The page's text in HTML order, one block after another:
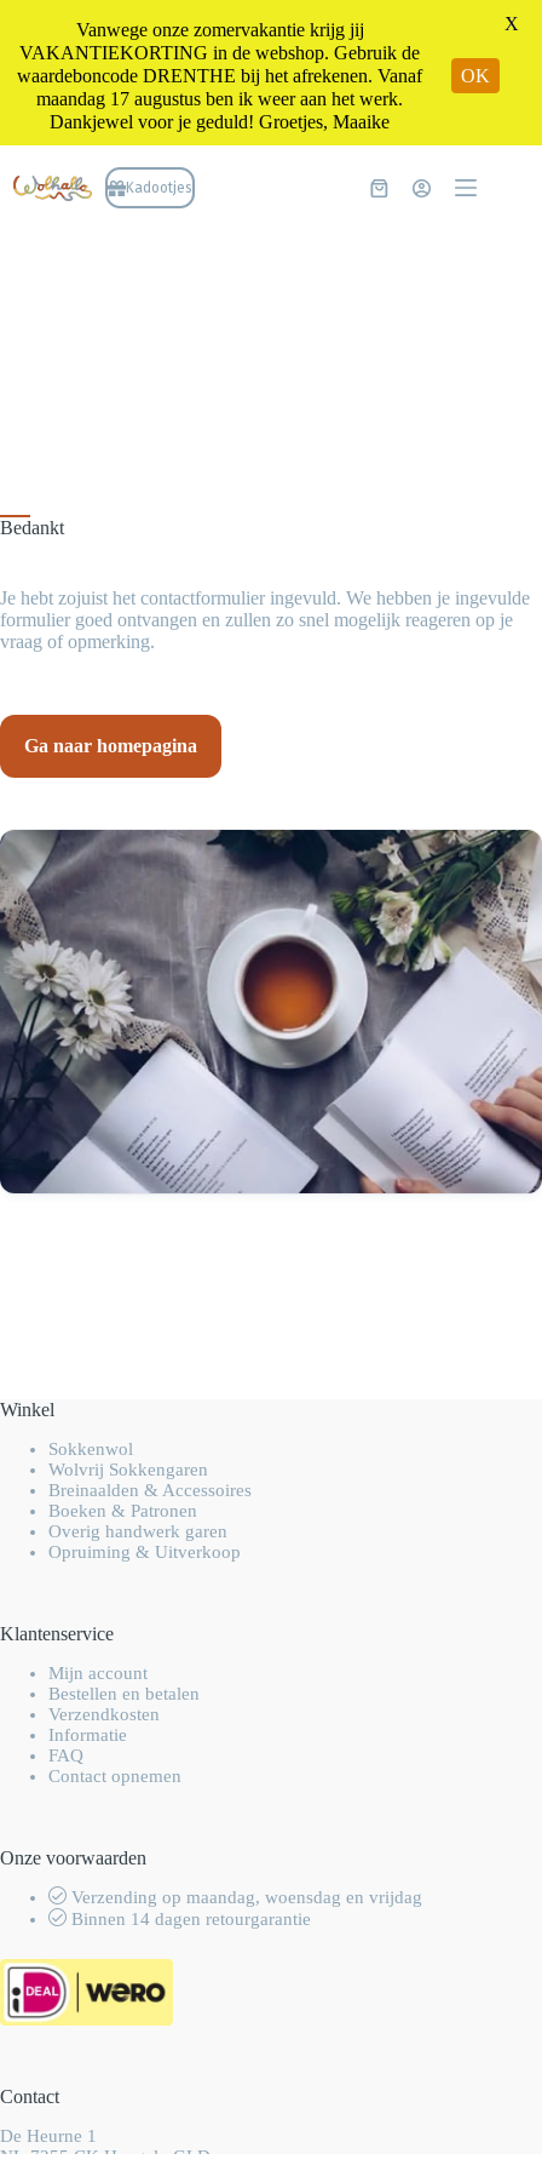
naar
de
Kadootjes Winkelwagen
Bedankt
Je hebt zojuist het contactformulier ingevuld. We hebben je ingevulde
formulier goed ontvangen en zullen zo snel mogelijk reageren op je
vraag of opmerking.
Ga naar homepagina
Winkel
Sokkenwol
Wolvrij Sokkengaren
Breinaalden & Accessoires
Boeken & Patronen
Overig handwerk garen
Opruiming & Uitverkoop
Klantenservice
Mijn account
Bestellen en betalen
Verzendkosten
Informatie
FAQ
Contact opnemen
Onze voorwaarden
Verzending op maandag, woensdag en vrijdag
Binnen 14 dagen retourgarantie
Contact
De Heurne 1
NL-7255 CK Hengelo GLD
Vanwege onze zomervakantie krijg jij
VAKANTIEKORTING in de webshop. Gebruik de
waardeboncode DRENTHE bij het afrekenen. Vanaf
maandag 17 augustus ben ik weer aan het werk.
Dankjewel voor je geduld! Groetjes, Maaike
OK
X